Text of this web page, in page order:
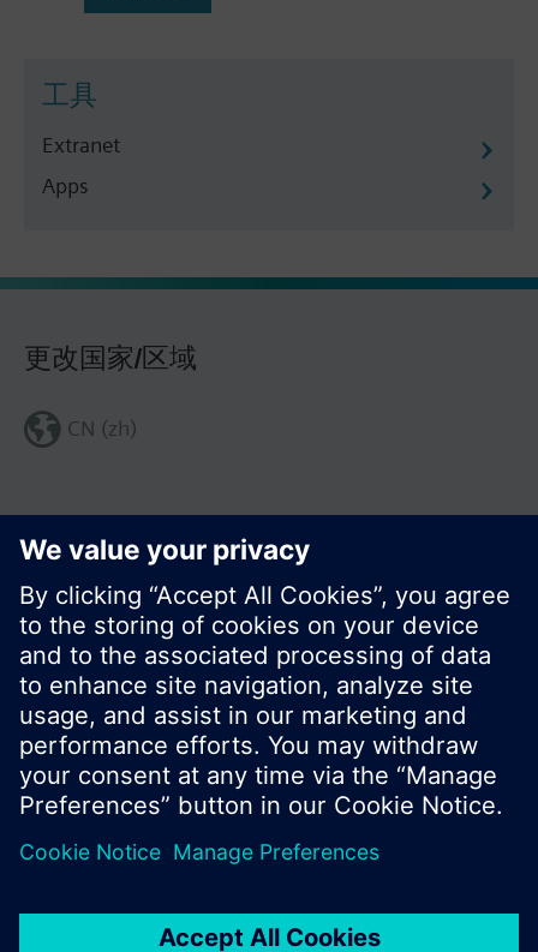
工具
Extranet
Apps
更改国家/区域
CN (zh)